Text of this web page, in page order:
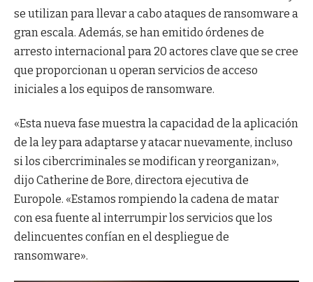
se utilizan para llevar a cabo ataques de ransomware a
gran escala. Además, se han emitido órdenes de
arresto internacional para 20 actores clave que se cree
que proporcionan u operan servicios de acceso
iniciales a los equipos de ransomware.
«Esta nueva fase muestra la capacidad de la aplicación
de la ley para adaptarse y atacar nuevamente, incluso
si los cibercriminales se modifican y reorganizan»,
dijo Catherine de Bore, directora ejecutiva de
Europole. «Estamos rompiendo la cadena de matar
con esa fuente al interrumpir los servicios que los
delincuentes confían en el despliegue de
ransomware».